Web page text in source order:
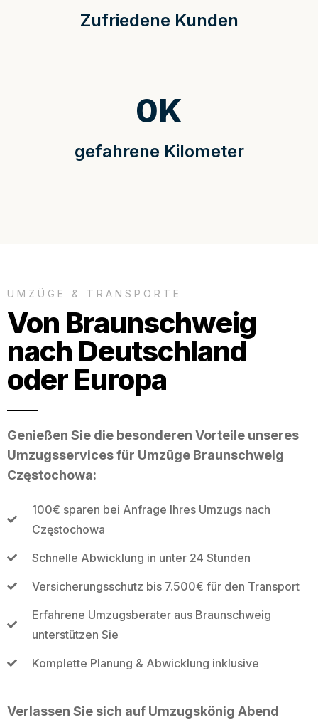
Zufriedene Kunden
gefahrene Kilometer
0K
UMZÜGE & TRANSPORTE
Von Braunschweig
nach Deutschland
oder Europa
Genießen Sie die besonderen Vorteile unseres
Umzugsservices für Umzüge Braunschweig
Częstochowa:
100€ sparen bei Anfrage Ihres Umzugs nach
Częstochowa
Schnelle Abwicklung in unter 24 Stunden
Versicherungsschutz bis 7.500€ für den Transport
Erfahrene Umzugsberater aus Braunschweig
unterstützen Sie
Komplette Planung & Abwicklung inklusive
Verlassen Sie sich auf Umzugskönig Abend